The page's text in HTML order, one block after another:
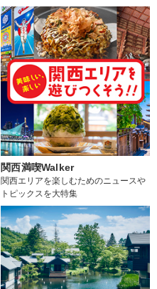
関西満喫Walker
関西エリアを楽しむためのニュースや
トピックスを大特集